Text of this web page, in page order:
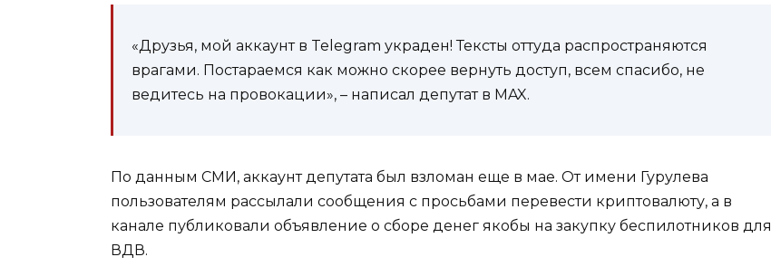
«Друзья, мой аккаунт в Telegram украден! Тексты оттуда распространяются
врагами. Постараемся как можно скорее вернуть доступ, всем спасибо, не
ведитесь на провокации», – написал депутат в MAX.
По данным СМИ, аккаунт депутата был взломан еще в мае. От имени Гурулева
пользователям рассылали сообщения с просьбами перевести криптовалюту, а в
канале публиковали объявление о сборе денег якобы на закупку беспилотников для
ВДВ.